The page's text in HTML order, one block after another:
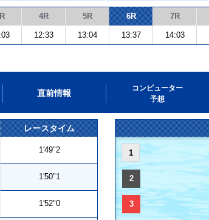
4R 5R 6R 7R
12:33 13:04 13:37 14:03
直前情報
コンピューター
予想
レースタイム
1'49"2
1'50"1
1'52"0
1
2
3